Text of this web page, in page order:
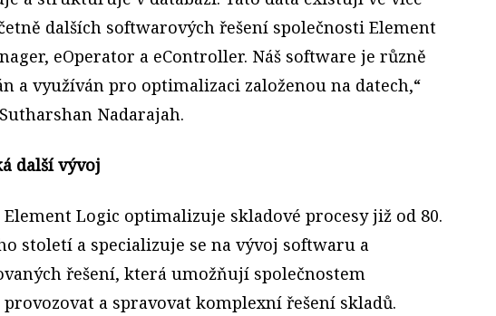
dalších softwarových řešení společnosti Element
eOperator a eController. Náš software je různě
a využíván pro optimalizaci založenou na datech,“
Nadarajah.
další vývoj
Element Logic optimalizuje skladové procesy již od 80.
století a specializuje se na vývoj softwaru a
řešení, která umožňují společnostem
a spravovat komplexní řešení skladů.